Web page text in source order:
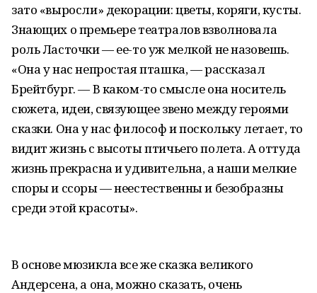
зато «выросли» декорации: цветы, коряги, кусты.
Знающих о премьере театралов взволновала
роль Ласточки — ее-то уж мелкой не назовешь.
«Она у нас непростая пташка, — рассказал
Брейтбург. — В каком-то смысле она носитель
сюжета, идеи, связующее звено между героями
сказки. Она у нас философ и поскольку летает, то
видит жизнь с высоты птичьего полета. А оттуда
жизнь прекрасна и удивительна, а наши мелкие
споры и ссоры — неестественны и безобразны
среди этой красоты».
В основе мюзикла все же сказка великого
Андерсена, а она, можно сказать, очень